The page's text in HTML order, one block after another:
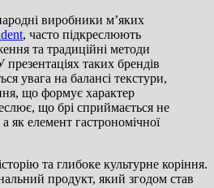
виробники м’яких
, часто підкреслюють
та традиційні методи
таких брендів
увага на балансі текстури,
що формує характер
що брі сприймається не
як елемент гастрономічної
та глибоке культурне коріння.
продукт, який згодом став